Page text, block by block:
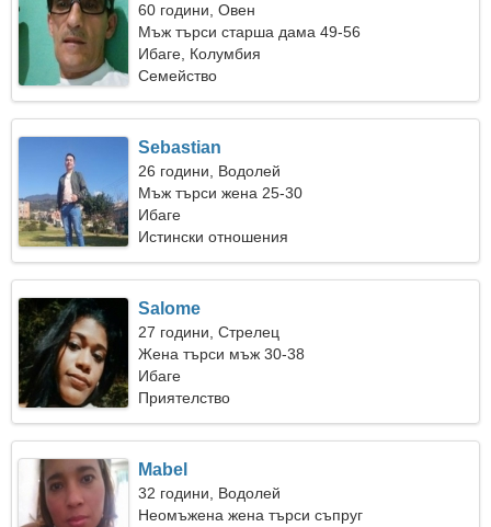
60 години, Овен
Мъж търси старша дама 49-56
Ибаге, Колумбия
Семейство
Sebastian
26 години, Водолей
Мъж търси жена 25-30
Ибаге
Истински отношения
Salome
27 години, Стрелец
Жена търси мъж 30-38
Ибаге
Приятелство
Mabel
32 години, Водолей
Неомъжена жена търси съпруг